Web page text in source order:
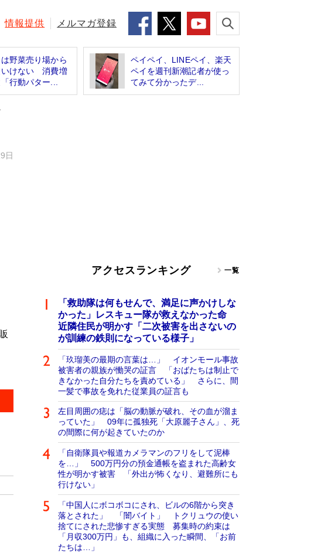
情報提供 メルマガ登録
野菜売り場から
いけない 消費増
行動パター...
ペイペイ、LINEペイ、楽天
ペイを週刊新潮記者が使っ
てみて分かったデ...
日
アクセスランキング 一覧
「救助隊は何もせんで、満足に声かけしな
かった」レスキュー隊が救えなかった命
近隣住民が明かす「二次被害を出さないの
が訓練の鉄則になっている様子」
「玖瑠美の最期の言葉は…」 イオンモール事故
被害者の親族が慟哭の証言 「おばたちは制止で
きなかった自分たちを責めている」 さらに、間
一髪で事故を免れた従業員の証言も
左目周囲の痣は「脳の動脈が破れ、その血が溜ま
っていた」 09年に孤独死「大原麗子さん」、死
の間際に何が起きていたのか
「自衛隊員や報道カメラマンのフリをして泥棒
を…」 500万円分の預金通帳を盗まれた高齢女
性が明かす被害 「外出が怖くなり、避難所にも
行けない」
「中国人にボコボコにされ、ビルの6階から突き
落とされた」 「闇バイト」 トクリュウの使い
捨てにされた悲惨すぎる実態 募集時の約束は
「月収300万円」も、組織に入った瞬間、「お前
たちは…」